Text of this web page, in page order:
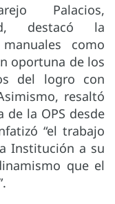
Palacios,
destacó la
como
oportuna de los
del logro con
resaltó
de la OPS desde
“el trabajo
Institución a su
que el